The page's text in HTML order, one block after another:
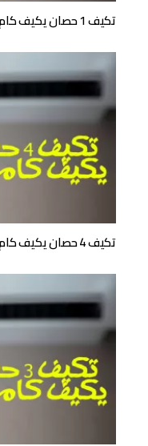
تكيف 1 حصان يكيف كام متر
تكيف 4 حصان يكيف كام متر